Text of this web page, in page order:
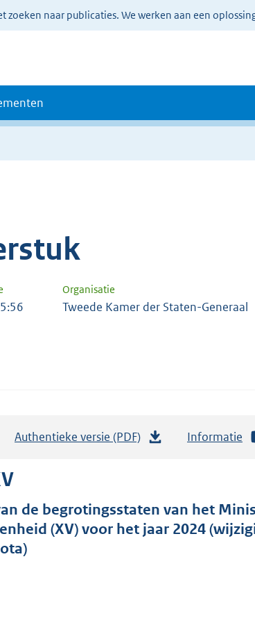
naar publicaties. We werken aan een
Organisatie
Tweede Kamer der Staten-Generaal
Authentieke versie (PDF)
a
n
Informatie
de begrotingsstaten van het
(XV) voor het jaar 2024